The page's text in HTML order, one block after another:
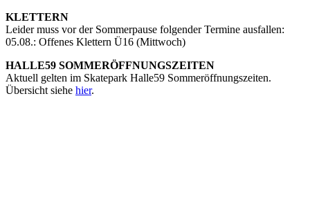
KLETTERN
Leider muss vor der Sommerpause folgender Termine ausfallen:
05.08.: Offenes Klettern Ü16 (Mittwoch)
HALLE59 SOMMERÖFFNUNGSZEITEN
Aktuell gelten im Skatepark Halle59 Sommeröffnungszeiten.
Übersicht siehe hier.